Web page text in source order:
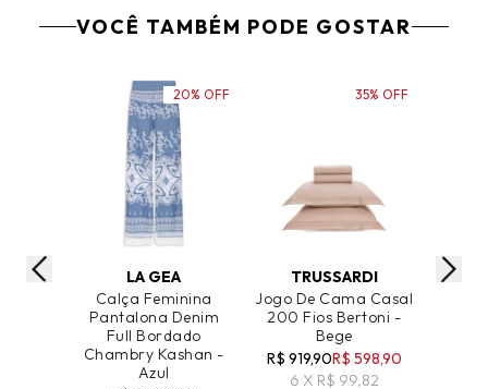
VOCÊ TAMBÉM PODE GOSTAR
ADICIONAR AO CARRINHO
LA GEA
Calça Feminina
Pantalona Denim
Full Bordado
Chambry Kashan -
Azul
20% OFF
TRUSSARDI
Jogo De Cama Casal
200 Fios Bertoni -
Bege
R$ 919,90R$ 598,90
6 X R$ 99,82
35% OFF